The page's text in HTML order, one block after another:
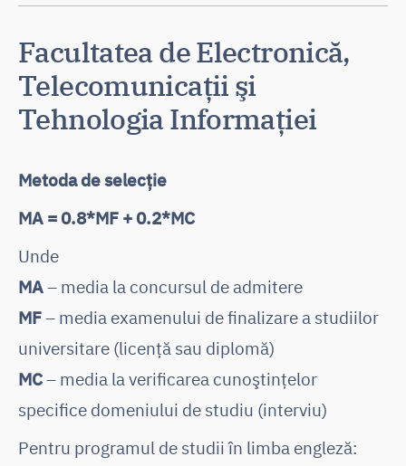
Facultatea de Electronică,
Telecomunicaţii şi
Tehnologia Informaţiei
Metoda de selecție
MA = 0.8*MF + 0.2*MC
Unde
MA– media la concursul de admitere
MF– media examenului de finalizare a studiilor
universitare (licență sau diplomă)
MC– media la verificarea cunoştinţelor
specifice domeniului de studiu (interviu)
Pentru programul de studii în limba engleză: